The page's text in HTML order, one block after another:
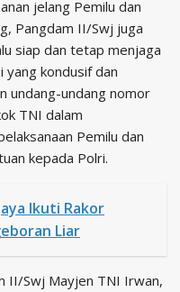
jelang Pemilu dan
Pangdam II/Swj juga
siap dan tetap menjaga
yang kondusif dan
undang-undang nomor
TNI dalam
Pemilu dan
kepada Polri.
Ikuti Rakor
Liar
II/Swj Mayjen TNI Irwan,